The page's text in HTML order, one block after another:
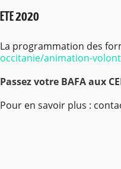
ETE 2020
La programmation des
occitanie/animation-
Passez votre BAFA aux
Pour en savoir plus :